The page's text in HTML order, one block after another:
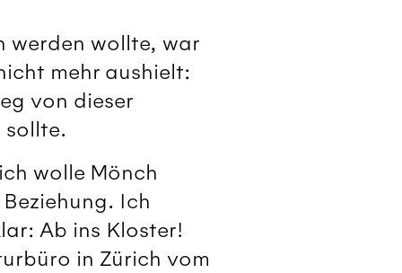
werden wollte, war
mehr aushielt:
von dieser
sollte.
wolle Mönch
Ich
Ab ins Kloster!
in Zürich vom